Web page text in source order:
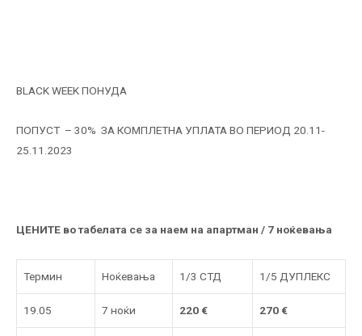
BLACK WEEK ПОНУДА
ПОПУСТ – 30% ЗА КОМПЛЕТНА УПЛАТА ВО ПЕРИОД 20.11-
25.11.2023
ЦЕНИТЕ во табелата се за наем на апартман / 7 ноќевања
Термин Ноќевања 1/3 СТД 1/5 ДУПЛЕКС
19.05 7 ноќи 220 € 270 €